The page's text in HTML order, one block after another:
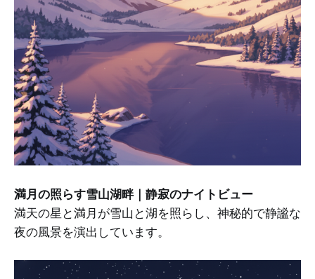
満月の照らす雪山湖畔｜静寂のナイトビュー
満天の星と満月が雪山と湖を照らし、神秘的で静謐な
夜の風景を演出しています。